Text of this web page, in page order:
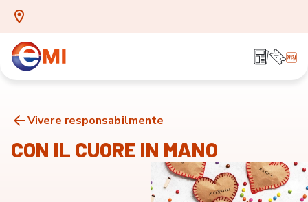
Vivere responsabilmente
CON IL CUORE IN MANO